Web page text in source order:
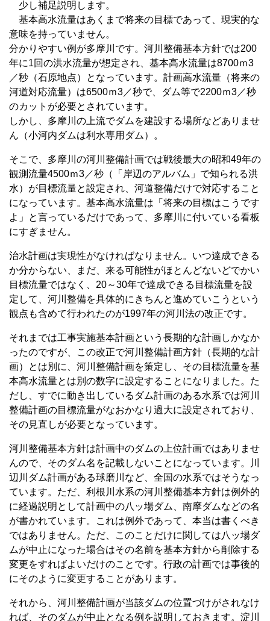
少し補足説明します。
基本高水流量はあくまで将来の目標であって、現実的な
意味を持っていません。
分かりやすい例が多摩川です。河川整備基本方針では200
年に1回の洪水流量が想定され、基本高水流量は8700ｍ3
／秒（石原地点）となっています。計画高水流量（将来の
河道対応流量）は6500ｍ3／秒で、ダム等で2200ｍ3／秒
のカットが必要とされています。
しかし、多摩川の上流でダムを建設する場所などありませ
ん（小河内ダムは利水専用ダム）。
そこで、多摩川の河川整備計画では戦後最大の昭和49年の
観測流量4500ｍ3／秒（「岸辺のアルバム」で知られる洪
水）が目標流量と設定され、河道整備だけで対応すること
になっています。基本高水流量は「将来の目標はこうです
よ」と言っているだけであって、多摩川に付いている看板
にすぎません。
治水計画は実現性がなければなりません。いつ達成できる
か分からない、まだ、来る可能性がほとんどないどでかい
目標流量ではなく、20～30年で達成できる目標流量を設
定して、河川整備を具体的にきちんと進めていこうという
観点も含めて行われたのが1997年の河川法の改正です。
それまでは工事実施基本計画という長期的な計画しかなか
ったのですが、この改正で河川整備計画方針（長期的な計
画）とは別に、河川整備計画を策定し、その目標流量を基
本高水流量とは別の数字に設定することになりました。た
だし、すでに動き出しているダム計画のある水系では河川
整備計画の目標流量がなおかなり過大に設定されており、
その見直しが必要となっています。
河川整備基本方針は計画中のダムの上位計画ではありませ
んので、そのダム名を記載しないことになっています。川
辺川ダム計画がある球磨川など、全国の水系ではそうなっ
ています。ただ、利根川水系の河川整備基本方針は例外的
に経過説明として計画中の八ッ場ダム、南摩ダムなどの名
が書かれています。これは例外であって、本当は書くべき
ではありません。ただ、このことだけに関しては八ッ場ダ
ムが中止になった場合はその名前を基本方針から削除する
変更をすればよいだけのことです。行政の計画では事後的
にそのように変更することがあります。
それから、河川整備計画が当該ダムの位置づけがされなけ
れば、そのダムが中止となる例を説明しておきます。淀川